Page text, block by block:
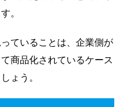
。
ていることは、企業側が
商品化されているケース
ょう。